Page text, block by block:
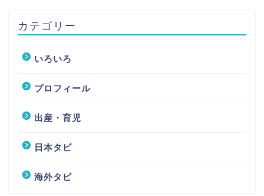
カテゴリー
いろいろ
プロフィール
出産・育児
日本タビ
海外タビ